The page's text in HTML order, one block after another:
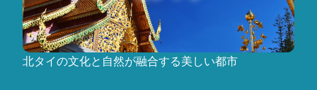
北タイの文化と自然が融合する美しい都市